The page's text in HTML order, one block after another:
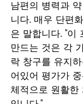
남편의 병력과
니다. 매우 단편
은 말합니다. "이
만드는 것은 각
락 창구를 유지
어있어 평가가
체적으로 원활한